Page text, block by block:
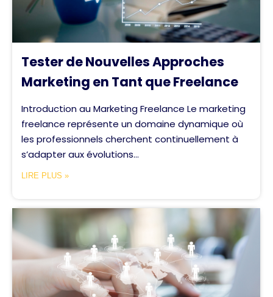
Tester de Nouvelles Approches
Marketing en Tant que Freelance
Introduction au Marketing Freelance Le marketing
freelance représente un domaine dynamique où
les professionnels cherchent continuellement à
s’adapter aux évolutions...
LIRE PLUS »